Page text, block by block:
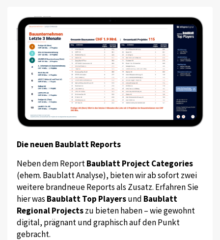
Die neuen Baublatt Reports
Neben dem ReportBaublatt Project Categories
(ehem. Baublatt Analyse), bieten wir ab sofort zwei
weitere brandneue Reports als Zusatz. Erfahren Sie
hier was Baublatt Top Playersund Baublatt
Regional Projectszu bieten haben – wie gewohnt
digital, prägnant und graphisch auf den Punkt
gebracht.